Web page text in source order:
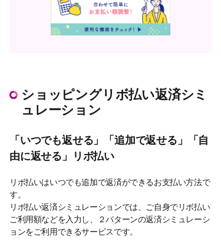
ショッピングリボ払い返済シミ
ュレーション
「いつでも返せる」「追加で返せる」「自
由に返せる」リボ払い
リボ払いはいつでも追加で返済ができるお支払い方法で
す。
リボ払い返済シミュレーションでは、ご自身でリボ払い
ご利用額などを入力し、２パターンの返済シミュレーシ
ョンをご利用できるサービスです。